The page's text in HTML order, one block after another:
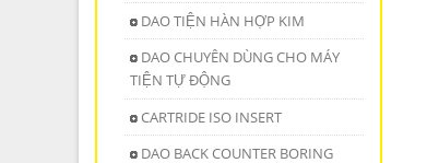
DAO TIỆN HÀN HỢP KIM
DAO CHUYÊN DÙNG CHO MÁY
TIỆN TỰ ĐỘNG
CARTRIDE ISO INSERT
DAO BACK COUNTER BORING